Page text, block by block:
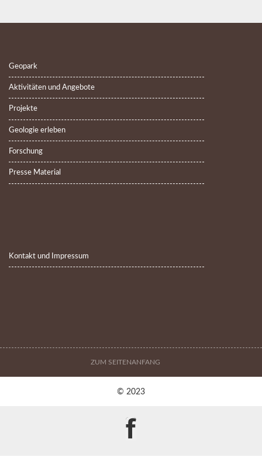
Geopark
Aktivitäten und Angebote
Projekte
Geologie erleben
Forschung
Presse Material
Kontakt und Impressum
ZUM SEITENANFANG
© 2023